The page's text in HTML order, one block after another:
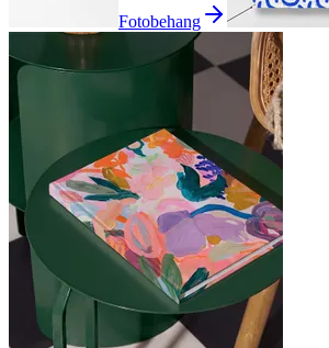
Fotobehang